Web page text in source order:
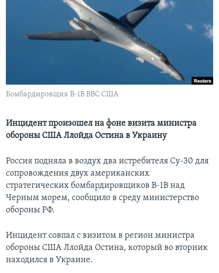
Языки
Бомбардировщик В-1В ВВС США
Инцидент произошел на фоне визита министра
обороны США Ллойда Остина в Украину
Россия подняла в воздух два истребителя Су-30 для
сопровождения двух американских
стратегических бомбардировщиков B-1B над
Черным морем, сообщило в среду министерство
обороны РФ.
Инцидент совпал с визитом в регион министра
обороны США Ллойда Остина, который во вторник
находился в Украине.